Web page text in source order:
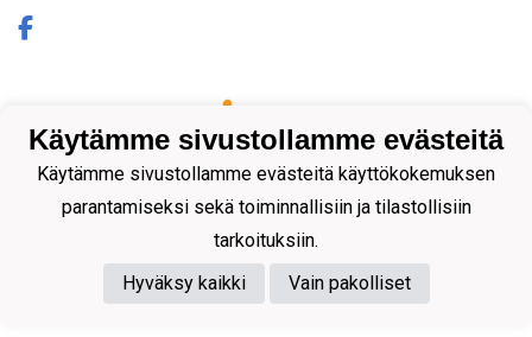
Käytämme sivustollamme evästeitä
Käytämme sivustollamme evästeitä käyttökokemuksen
parantamiseksi sekä toiminnallisiin ja tilastollisiin
tarkoituksiin.
Hyväksy kaikki
Vain pakolliset